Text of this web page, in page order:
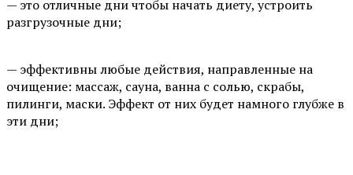
— это отличные дни чтобы начать диету, устроить
разгрузочные дни;
— эффективны любые действия, направленные на
очищение: массаж, сауна, ванна с солью, скрабы,
пилинги, маски. Эффект от них будет намного глубже в
эти дни;